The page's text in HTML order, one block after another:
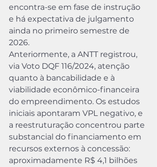
encontra-se em fase de instrução
e há expectativa de julgamento
ainda no primeiro semestre de
2026.
Anteriormente, a ANTT registrou,
via Voto DQF 116/2024, atenção
quanto à bancabilidade e à
viabilidade econômico-financeira
do empreendimento. Os estudos
iniciais apontaram VPL negativo, e
a reestruturação concentrou parte
substancial do financiamento em
recursos externos à concessão:
aproximadamente R$ 4,1 bilhões